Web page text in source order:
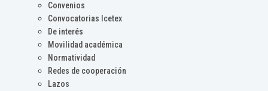
Convenios
Convocatorias Icetex
De interés
Movilidad académica
Normatividad
Redes de cooperación
Lazos